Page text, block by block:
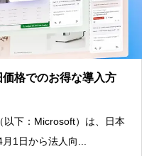
格でのお得な導入方
以下：Microsoft）は、日本
1日から法人向...